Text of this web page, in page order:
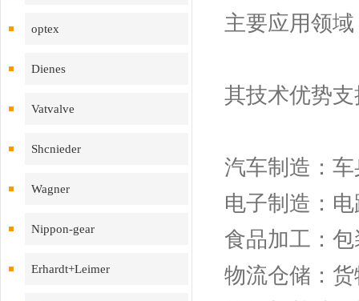
optex
Dienes
Vatvalve
Shcnieder
Wagner
Nippon-gear
Erhardt+Leimer
主要应用领域
其技术优势
汽车制造：
电子制造：
食品加工：
物流仓储：